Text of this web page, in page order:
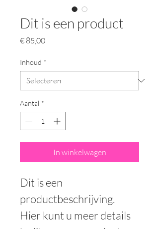
Dit is een product
€ 85,00Prijs
Inhoud *
Aantal *
In winkelwagen
Dit is een
productbeschrijving.
Hier kunt u meer details